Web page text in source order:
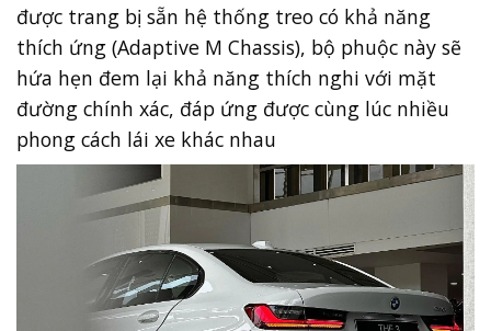
được trang bị sẵn hệ thống treo có khả năng
thích ứng (Adaptive M Chassis), bộ phuộc này sẽ
hứa hẹn đem lại khả năng thích nghi với mặt
đường chính xác, đáp ứng được cùng lúc nhiều
phong cách lái xe khác nhau